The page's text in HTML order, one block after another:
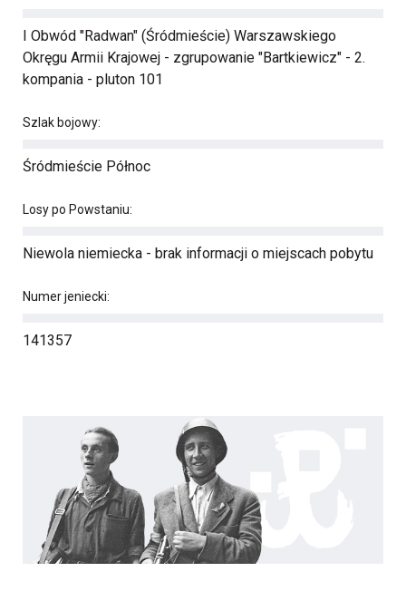
I Obwód "Radwan" (Śródmieście) Warszawskiego
Okręgu Armii Krajowej - zgrupowanie "Bartkiewicz" - 2.
kompania - pluton 101
Szlak bojowy:
Śródmieście Północ
Losy po Powstaniu:
Niewola niemiecka - brak informacji o miejscach pobytu
Numer jeniecki:
141357